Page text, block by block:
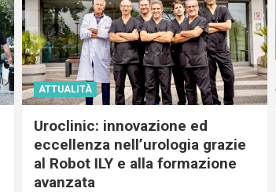
ATTUALITÀ
Uroclinic: innovazione ed
eccellenza nell’urologia grazie
al Robot ILY e alla formazione
avanzata